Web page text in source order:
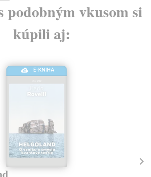
podobným vkusom si
kúpili aj:
E-KNIHA